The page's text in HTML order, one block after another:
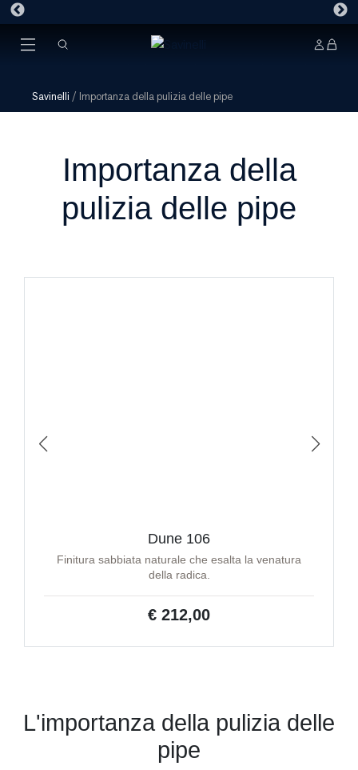
Savinelli / Importanza della pulizia delle pipe
Importanza della
pulizia delle pipe
Dune 106
Finitura sabbiata naturale che esalta la venatura
della radica.
€ 212,00
L'importanza della pulizia delle
pipe